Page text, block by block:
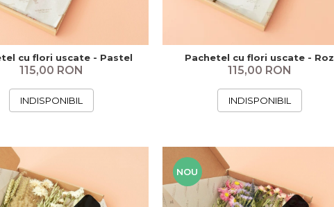
cu flori uscate - Pastel
115,00 RON
INDISPONIBIL
Pachetel cu flori uscate - Roz
115,00 RON
INDISPONIBIL
NOU